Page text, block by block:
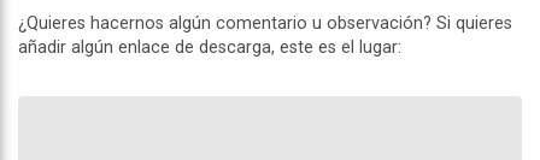
¿Quieres hacernos algún comentario u observación? Si quieres
añadir algún enlace de descarga, este es el lugar: